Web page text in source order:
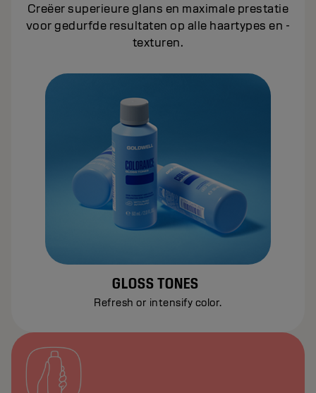
Creëer superieure glans en maximale prestatie
voor gedurfde resultaten op alle haartypes en -
texturen.
GLOSS TONES
Refresh or intensify color.